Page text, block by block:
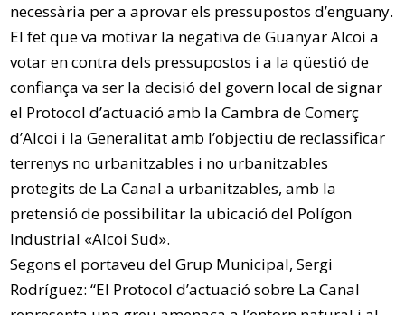
necessària per a aprovar els pressupostos d’enguany.
El fet que va motivar la negativa de Guanyar Alcoi a
votar en contra dels pressupostos i a la qüestió de
confiança va ser la decisió del govern local de signar
el Protocol d’actuació amb la Cambra de Comerç
d’Alcoi i la Generalitat amb l’objectiu de reclassificar
terrenys no urbanitzables i no urbanitzables
protegits de La Canal a urbanitzables, amb la
pretensió de possibilitar la ubicació del Polígon
Industrial «Alcoi Sud».
Segons el portaveu del Grup Municipal, Sergi
Rodríguez: “El Protocol d’actuació sobre La Canal